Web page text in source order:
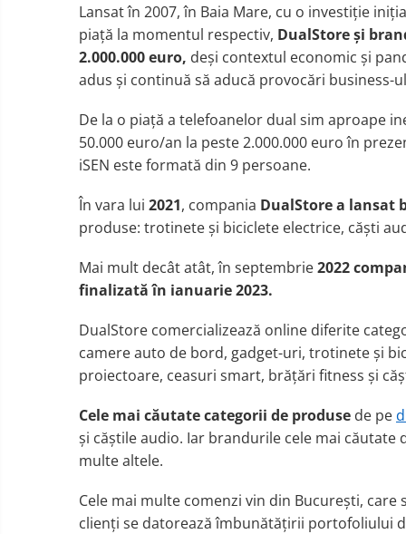
Lansat în 2007, în Baia Mare, cu o investiție
piață la momentul respectiv, DualStoreși
2.000.000 euro, deși contextul economic și
adus și continuă să aducă provocări business-
De la o piață a telefoanelor dual sim aproape
50.000 euro/an la peste2.000.000 euroîn
iSEN este formată din 9 persoane.
În vara lui 2021, compania DualStore a lansat
produse: trotineteși biciclete electrice, căști
Mai mult decât atât, în septembrie2022
finalizată în ianuarie 2023.
DualStore comercializează online diferite c
camere auto de bord, gadget-uri, trotineteși
proiectoare, ceasuri smart, brățări fitness și căș
Cele mai căutate categorii de produse de pe
și căștile audio. Iar brandurile cele mai căutate
multe altele.
Cele mai multe comenzi vin din București, care
clienți se datorează îmbunătățirii portofoliului